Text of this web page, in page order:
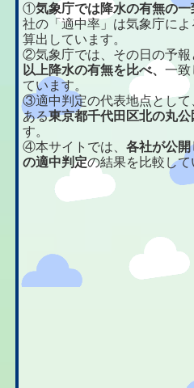
①気象庁では降水の有無の
社の「適中率」は気象庁に
算出しています。
②気象庁では、その日の予報
以上降水の有無を比べ、一致
ています。
③適中判定の代表地点として
ある東京都千代田区北の丸公
す。
④本サイトでは、各社が公
の適中判定の結果を比較して